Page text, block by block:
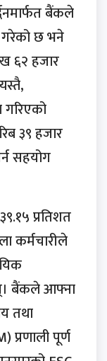
बैंकले
गरेको छ भने
६२ हजार
गरिएको
३९ हजार
सहयोग
प्रतिशत
कर्मचारीले
बैंकले आफ्ना
तथा
प्रणाली पूर्ण